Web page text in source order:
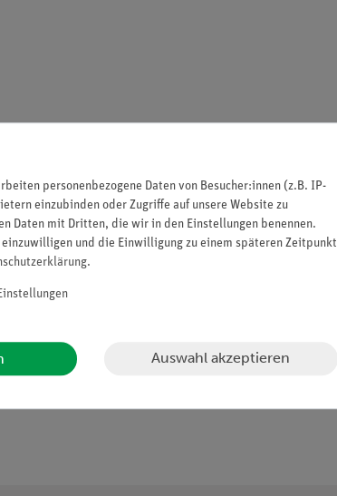
personenbezogene Daten von Besucher:innen (z.B. IP-
einzubinden oder Zugriffe auf unsere Website zu
Daten mit Dritten, die wir in den Einstellungen benennen.
und die Einwilligung zu einem späteren Zeitpunkt
.
Auswahl akzeptieren